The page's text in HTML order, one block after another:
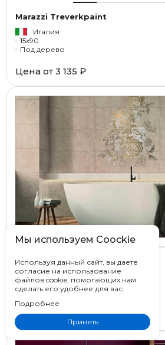
Marazzi Treverkpaint
Италия
15x90
Под дерево
Цена от 3 135 ₽
Marazzi Treverksoul
Италия
11x54
Под дерево
Цена от6 815 ₽
Мы используем Coockie
Используя данный сайт, вы даете
согласие на использование
файлов cookie, помогающих нам
сделать его удобнее для вас.
Подробнее
Принять